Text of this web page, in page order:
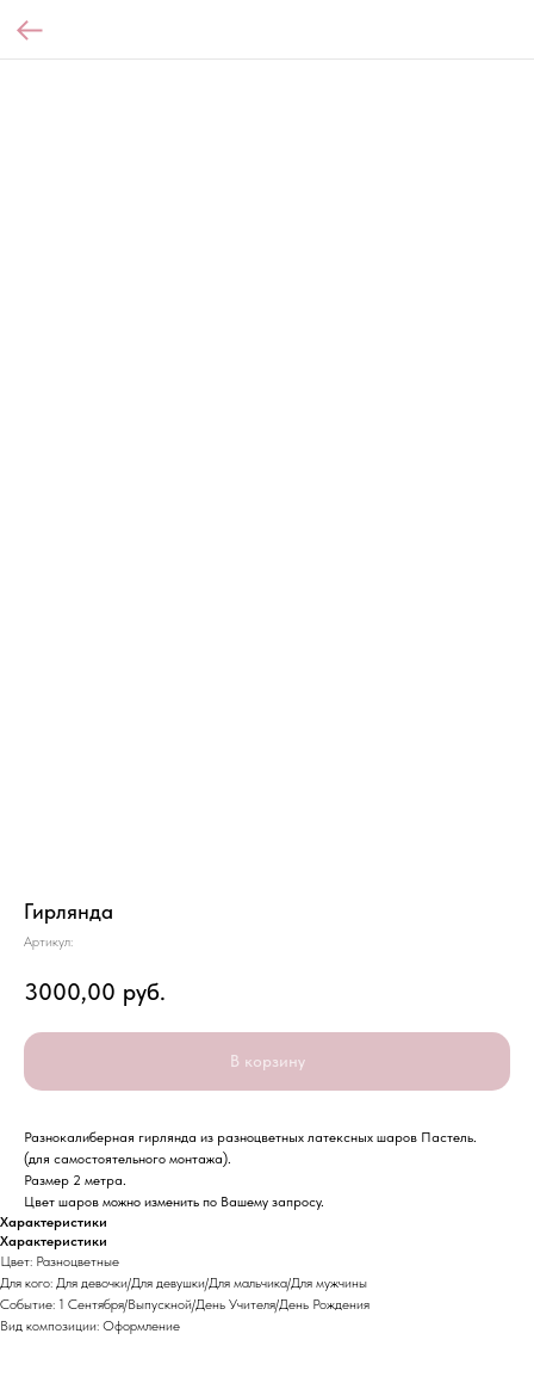
Гирлянда
Артикул:
3000,00 руб.
В корзину
Разнокалиберная гирлянда из разноцветных латексных шаров Пастель.
(для самостоятельного монтажа).
Размер 2 метра.
Цвет шаров можно изменить по Вашему запросу.
Характеристики
Характеристики
Цвет: Разноцветные
Для кого: Для девочки/Для девушки/Для мальчика/Для мужчины
Событие: 1 Сентября/Выпускной/День Учителя/День Рождения
Вид композиции: Оформление